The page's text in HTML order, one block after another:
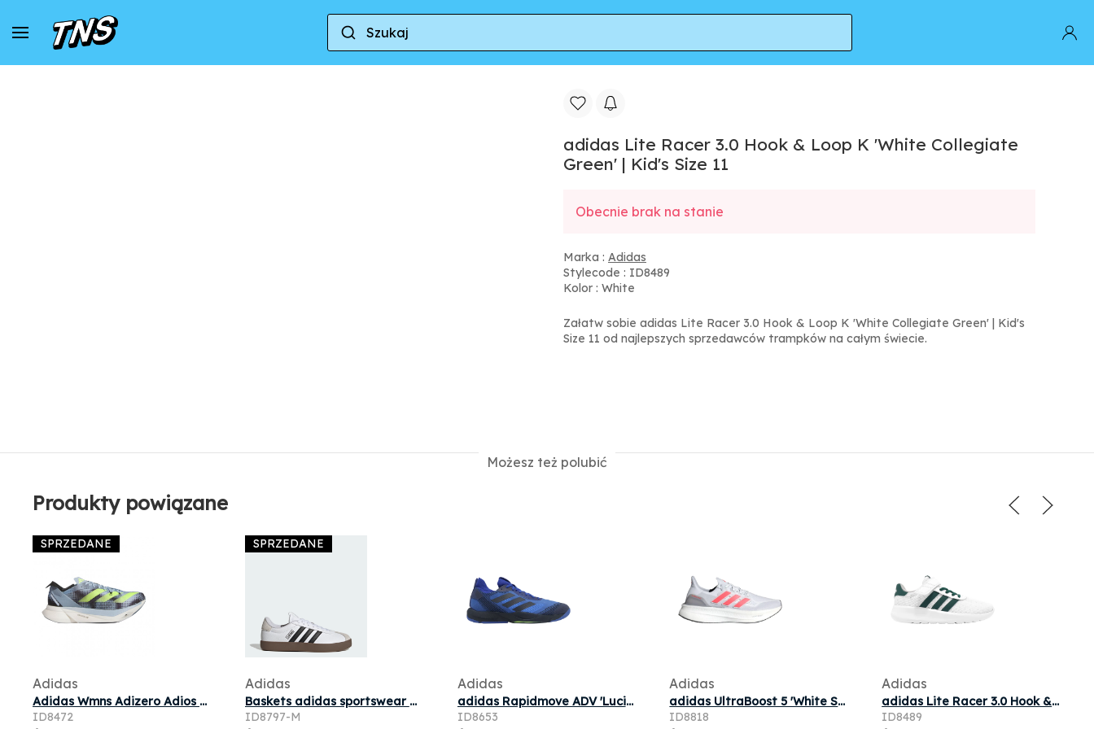
Do domu adidas Lite Racer 3.0 Hook & Loop K 'White Collegiate Green' | Kid's Size 11
adidas Lite Racer 3.0 Hook & Loop K 'White Collegiate
Green' | Kid's Size 11
Obecnie brak na stanie
Marka : Adidas
Stylecode : ID8489
Kolor : White
Załatw sobie adidas Lite Racer 3.0 Hook & Loop K 'White Collegiate Green' | Kid's
Size 11 od najlepszych sprzedawców trampków na całym świecie.
Możesz też polubić
Produkty powiązane
SPRZEDANE
Adidas
Adidas Wmns Adizero Adios Pro 3 'Wonder Blue Lucid Lemon' | Women's Size 7
ID8472
SPRZEDANE
Adidas
Baskets adidas sportswear Vl Court 3.0 W M pour Homme
ID8797-M
Adidas
adidas Rapidmove ADV 'Lucid Blue Legend Ink' | Men's Size 12.5
ID8653
Adidas
adidas UltraBoost 5 'White Solar Red' | Men's Size 11.5
ID8818
Adidas
adidas Lite Racer 3.0 Hook & Loop K 'White Collegiate Green' | Kid's Size 11
ID8489